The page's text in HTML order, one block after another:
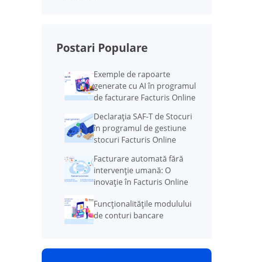
Postari Populare
Exemple de rapoarte
generate cu AI în programul
de facturare Facturis Online
Declarația SAF-T de Stocuri
în programul de gestiune
stocuri Facturis Online
Facturare automată fără
intervenție umană: O
inovație în Facturis Online
Funcţionalităţile modulului
de conturi bancare